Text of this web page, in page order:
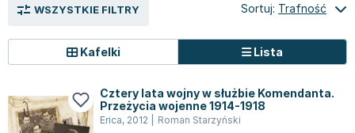
Książki do nauk przyrodniczych dla studentów
Książki do nauk społecznych dla studentów
Prawo - książki dla studentów
Technologia żywności - książki
Clive Cussler
Wanda Chotomska
Clive Staples Lewis
Martyna Wojciechowska
Kafelki Lista
WSZYSTKIE FILTRY Sortuj: Trafność
Cztery lata wojny w służbie Komendanta.
Przeżycia wojenne 1914-1918
Erica, 2012
Roman Starzyński